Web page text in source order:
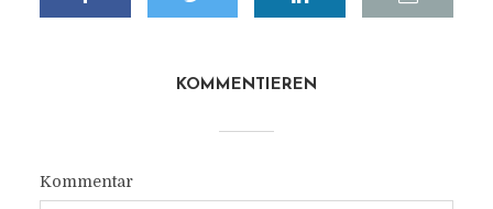
KOMMENTIEREN
Kommentar